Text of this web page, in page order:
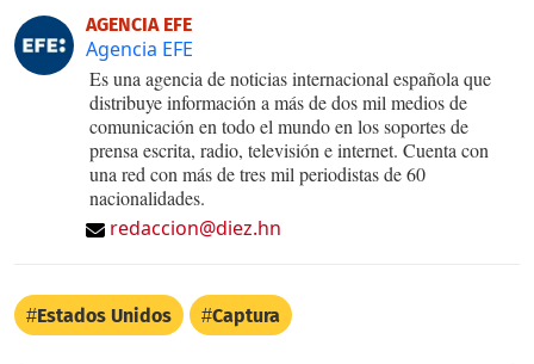
AGENCIA EFE
Agencia EFE
Es una agencia de noticias internacional española que
distribuye información a más de dos mil medios de
comunicación en todo el mundo en los soportes de
prensa escrita, radio, televisión e internet. Cuenta con
una red con más de tres mil periodistas de 60
nacionalidades.
redaccion@diez.hn
Estados Unidos Captura